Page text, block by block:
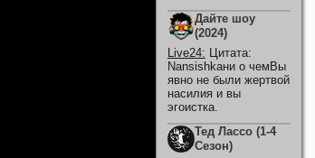
Дайте шоу
(2024)
Live24: Цитата:
Nansishkaни о чемВы
явно не были жертвой
насилия и вы
эгоистка.
Тед Лассо (1-4
Сезон)